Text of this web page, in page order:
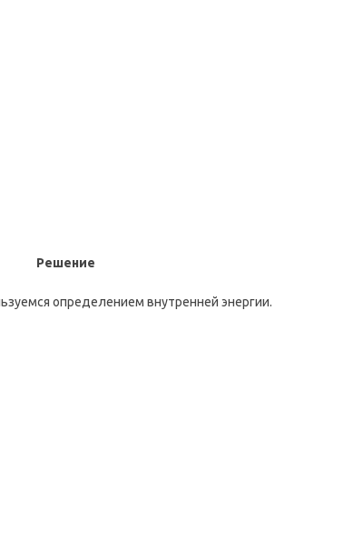
Решение
определением внутренней энергии.